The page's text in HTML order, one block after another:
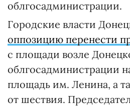
облгосадминистрации.
Городские власти
оппозицию перенести
с площади возле
облгоcадминистрации
площадь им. Ленина, а
от шествия.